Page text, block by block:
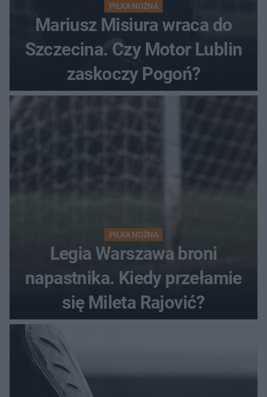
PIŁKA NOŻNA
Mariusz Misiura wraca do
Szczecina. Czy Motor Lublin
zaskoczy Pogoń?
PIŁKA NOŻNA
Legia Warszawa broni
napastnika. Kiedy przełamie
się Mileta Rajović?